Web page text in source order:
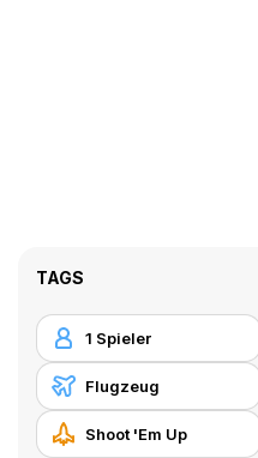
TAGS
1 Spieler
Flugzeug
Shoot 'Em Up